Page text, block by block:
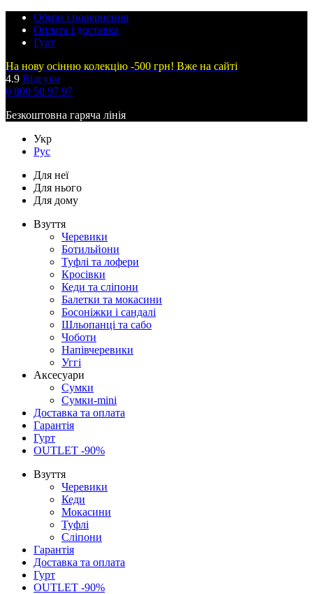
Обмін і повернення
Оплата і доставка
Гурт
На нову осінню колекцію -500 грн! Вже на сайті
4.9 Відгуки
0 800 50 97 97
Безкоштовна гаряча лінія
Укр
Рус
Для неї
Для нього
Для дому
Взуття
Черевики
Ботильйони
Туфлі та лофери
Кросівки
Кеди та сліпони
Балетки та мокасини
Босоніжки і сандалі
Шльопанці та сабо
Чоботи
Напівчеревики
Уггі
Аксесуари
Сумки
Сумки-mini
Доставка та оплата
Гарантія
Гурт
OUTLET -90%
Взуття
Черевики
Кеди
Мокасини
Туфлі
Сліпони
Гарантія
Доставка та оплата
Гурт
OUTLET -90%